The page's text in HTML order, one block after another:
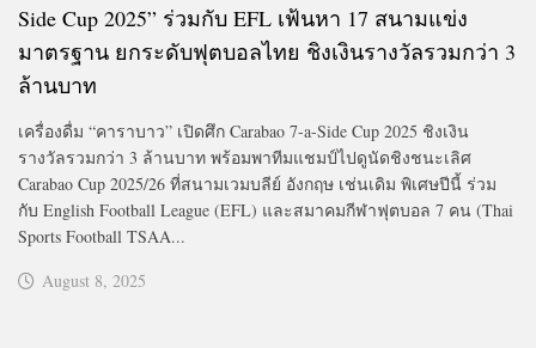
Side Cup 2025” ร่วมกับ EFL เฟ้นหา 17 สนามแข่ง
มาตรฐาน ยกระดับฟุตบอลไทย ชิงเงินรางวัลรวมกว่า 3
ล้านบาท
เครื่องดื่ม “คาราบาว” เปิดศึก Carabao 7-a-Side Cup 2025 ชิงเงิน
รางวัลรวมกว่า 3 ล้านบาท พร้อมพาทีมแชมป์ไปดูนัดชิงชนะเลิศ
Carabao Cup 2025/26 ที่สนามเวมบลีย์ อังกฤษ เช่นเดิม พิเศษปีนี้ ร่วม
กับ English Football League (EFL) และสมาคมกีฬาฟุตบอล 7 คน (Thai
Sports Football TSAA...
August 8, 2025